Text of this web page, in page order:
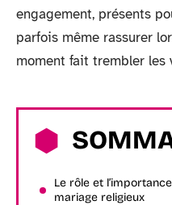
engagement, présents
parfois même rassurer
moment fait trembler les
Le rôle et
mariage religieux